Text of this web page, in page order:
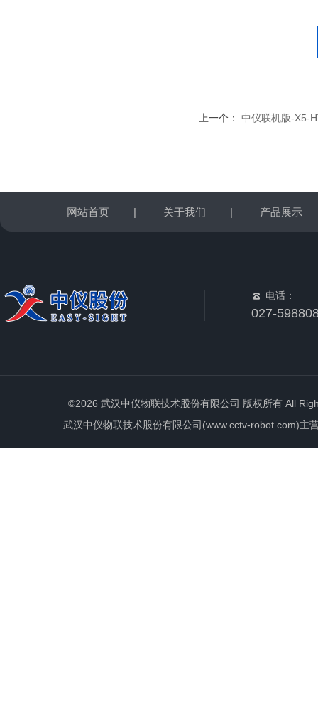
上一个： 中仪联机版-X5-
网站首页 | 关于我们 | 产品展示
电话：
027-
©2026 武汉中仪物联技术股份有限公司 版权所有 All
武汉中仪物联技术股份有限公司(www.cctv-robot.com)主